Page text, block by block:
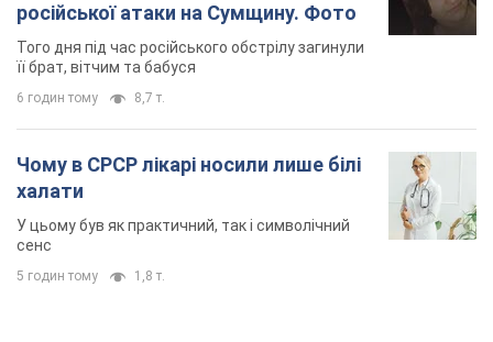
російської атаки на Сумщину. Фото
Того дня під час російського обстрілу загинули
її брат, вітчим та бабуся
6 годин тому 8,7 т.
Чому в СРСР лікарі носили лише білі
халати
У цьому був як практичний, так і символічний
сенс
5 годин тому 1,8 т.